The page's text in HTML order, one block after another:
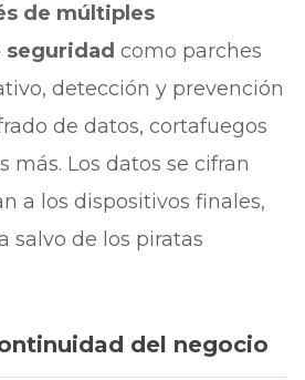
de múltiples
seguridadcomo parches
detección y prevención
de datos, cortafuegos
más. Los datos se cifran
a los dispositivos finales,
salvo de los piratas
del negocio